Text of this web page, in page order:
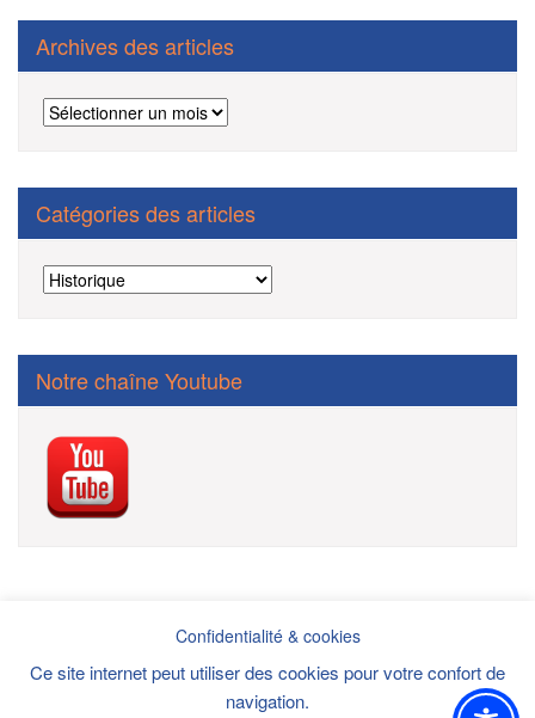
Archives des articles
Archives
des
Catégories des articles
Catégories
des
Notre chaîne Youtube
Politique de confidentialité/mentions légales/cookies/DPI
Confidentialité & cookies
Ce site internet peut utiliser des cookies pour votre confort de
navigation.